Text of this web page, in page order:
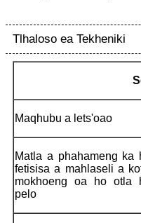
Tlhaloso ea Tekheniki
Maqhubu a lets'oao
Matla a phahameng ka
fetisisa a mahlaseli a
mokhoeng oa ho otla
pelo